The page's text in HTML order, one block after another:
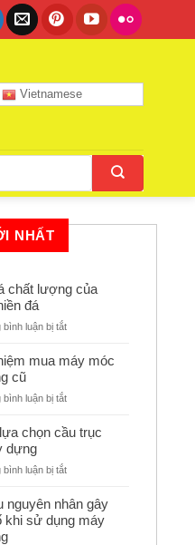
Vietnamese
NHẤT
chất lượng của
đá
bình luận bị tắtở
giá
chất
của
nghiền
mua máy móc
cũ
bình luận bị tắtở
nghiệm
mua
móc
dựng
chọn cầu trục
dựng
bình luận bị tắtở
bước
lựa
chọn
nguyên nhân gây
khi sử dụng máy